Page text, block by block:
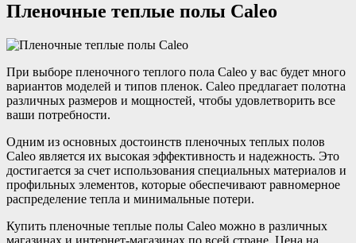
Пленочные теплые полы Caleo
При выборе пленочного теплого пола Caleo у вас будет много
вариантов моделей и типов пленок. Caleo предлагает полотна
различных размеров и мощностей, чтобы удовлетворить все
ваши потребности.
Одним из основных достоинств пленочных теплых полов
Caleo является их высокая эффективность и надежность. Это
достигается за счет использования специальных материалов и
профильных элементов, которые обеспечивают равномерное
распределение тепла и минимальные потери.
Купить пленочные теплые полы Caleo можно в различных